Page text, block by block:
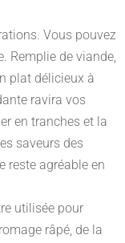
Vous pouvez
Remplie de viande,
plat délicieux à
ravira vos
en tranches et la
saveurs des
reste agréable en
utilisée pour
râpé, de la